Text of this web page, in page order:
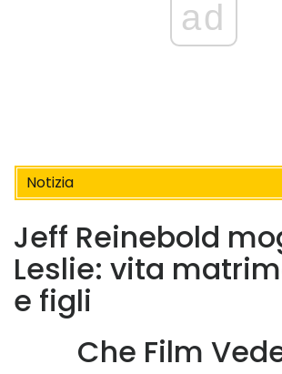
ad
Notizia
Jeff Reinebold
Leslie: vita
e figli
Che Film